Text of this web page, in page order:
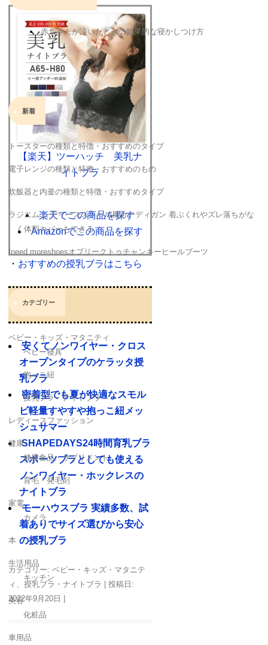
【楽天】ツーハッチ 美乳ナ
イトブラ
楽天でこの商品を探す
Amazonでこの商品を探す
・ おすすめの授乳ブラはこちら
関連
安くてノンワイヤー・クロス
オープンタイプのケラッタ授
乳ブラ
密着型でも夏が快適なスモル
ビ軽量すやすや抱っこ紐メッ
シュサマー
SHAPEDAYS24時間育乳ブラ
スポーツブラとしても使える
ノンワイヤー・ホックレスの
ナイトブラ
モーハウスブラ 実績多数、試
着ありでサイズ選びから安心
の授乳ブラ
カテゴリー: ベビー・キッズ・マタニテ
ィ 、 授乳ブラ・ナイトブラ
| 投稿日:
2022年9月20日
赤ちゃんが泣いたときの効果的な寝かしつけ方
新着
トースターの種類と特徴・おすすめのタイプ
電子レンジの種類と特徴・おすすめのもの
炊飯器と内釜の種類と特徴・おすすめタイプ
ラジエム レディースストール風カーディガン 着ぶくれやズレ落ちがな
く体型カバーもできる
Ineed moreshoesオブリークトゥチャンキーヒールブーツ
カテゴリー
ベビー・キッズ・マタニティ
ベビー寝具
抱っこ紐
授乳ブラ・ナイトブラ
レディースファッション
健康
健康食品・サプリメント
育毛・発毛剤
家電
カメラ
本
生活用品
キッチン
美容
化粧品
車用品